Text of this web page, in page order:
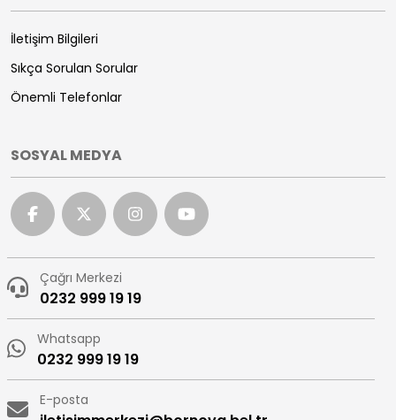
İletişim Bilgileri
Sıkça Sorulan Sorular
Önemli Telefonlar
SOSYAL MEDYA
Çağrı Merkezi
0232 999 19 19
Whatsapp
0232 999 19 19
E-posta